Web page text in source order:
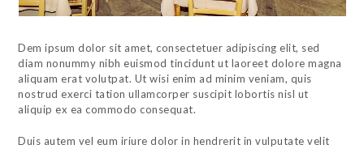
Dem ipsum dolor sit amet, consectetuer adipiscing elit, sed
diam nonummy nibh euismod tincidunt ut laoreet dolore magna
aliquam erat volutpat. Ut wisi enim ad minim veniam, quis
nostrud exerci tation ullamcorper suscipit lobortis nisl ut
aliquip ex ea commodo consequat.
Duis autem vel eum iriure dolor in hendrerit in vulputate velit